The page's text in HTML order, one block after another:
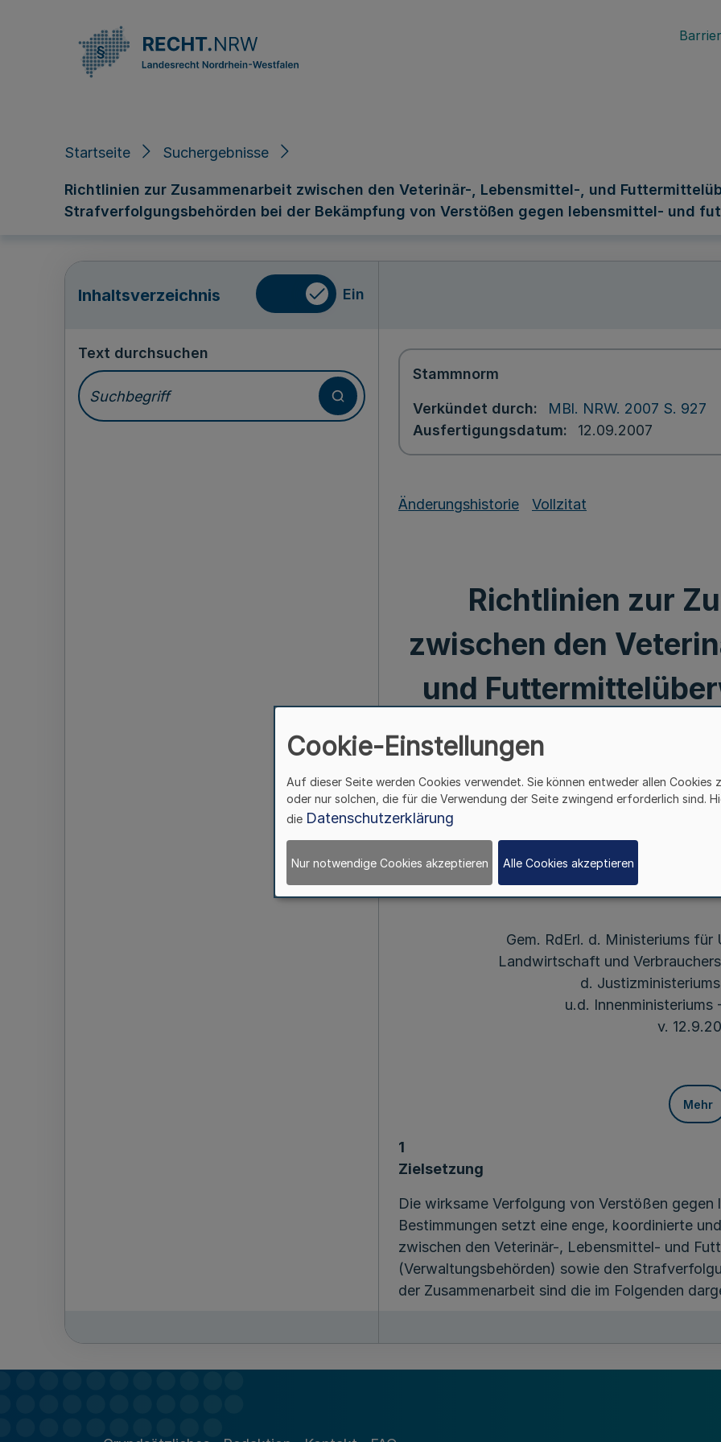
Startseite Suchergebnisse
Richtlinien zur Zusammenarbeit zwischen den Veterinär-, Lebensmittel-, und
Strafverfolgungsbehörden bei der Bekämpfung von Verstößen gegen lebensmittel- und
Inhaltsverzeichnis Ein
Text durchsuchen
Stammnorm
Verkündet durch
MBl. NRW. 2007 S. 927
Ausfertigungsdatum
12.09.2007
Änderungshistorie Vollzitat
Richtlinien zur
zwischen den
und
den
Bekämpfung von
lebensmittel- und
Gem. RdErl. d. Ministeriums
Landwirtschaft und
d.
u.d.
v.
Mehr
1
Zielsetzung
Die wirksame Verfolgung von Verstößen
Bestimmungen setzt eine enge, koordinierte
zwischen den Veterinär-, Lebensmittel- und
(Verwaltungsbehörden) sowie den
der Zusammenarbeit sind die im Folgenden
Mitteilungspflichten
Cookie-Einstellungen
Auf dieser Seite werden Cookies verwendet. Sie können entweder allen Cookies
oder nur solchen, die für die Verwendung der Seite zwingend erforderlich sind.
die Datenschutzerklärung
Nur notwendige Cookies akzeptieren Alle Cookies akzeptieren